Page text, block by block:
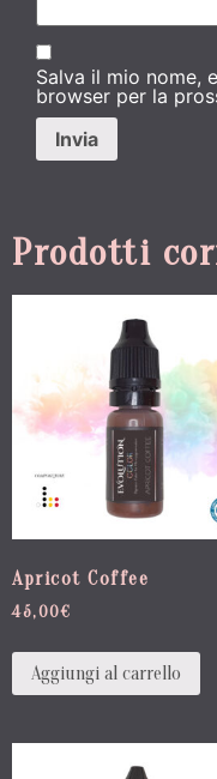
Salva il mio nome,
browser per la
Prodotti
Apricot Coffee
45,00€
Aggiungi al carrello